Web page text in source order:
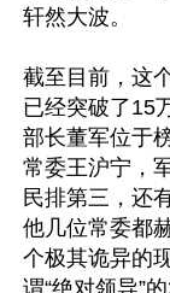
轩然大波。
截至目前，这
已经突破了15
部长董军位于
常委王沪宁，
民排第三，还
他几位常委都
个极其诡异的
谓“绝对领导”